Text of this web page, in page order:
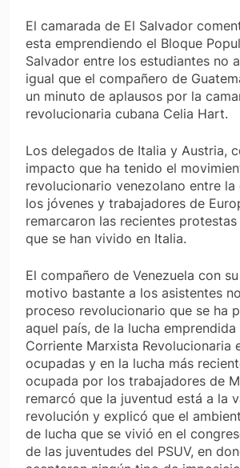
El camarada de El Salvador
esta emprendiendo el Bloque
Salvador entre los estudiantes no
igual que el compañero de
un minuto de aplausos por la
revolucionaria cubana Celia Hart.
Los delegados de Italia y Austria,
impacto que ha tenido el
revolucionario venezolano entre
los jóvenes y trabajadores de
remarcaron las recientes
que se han vivido en Italia.
El compañero de Venezuela con
motivo bastante a los asistentes
proceso revolucionario que se ha
aquel país, de la lucha emprendida
Corriente Marxista Revolucionaria
ocupadas y en la lucha más
ocupada por los trabajadores de
remarcó que la juventud está a la
revolución y explicó que el
de lucha que se vivió en el
de las juventudes del PSUV, en